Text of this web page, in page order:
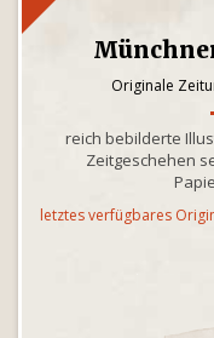
Originale
reich bebilderte
Zeitgeschehen
letztes verfügbares